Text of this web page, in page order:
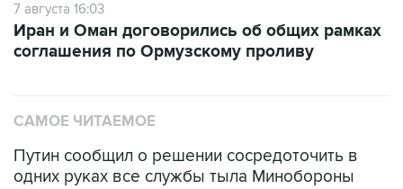
7 августа 16:03
Иран и Оман договорились об общих рамках
соглашения по Ормузскому проливу
САМОЕ ЧИТАЕМОЕ
Путин сообщил о решении сосредоточить в
одних руках все службы тыла Минобороны